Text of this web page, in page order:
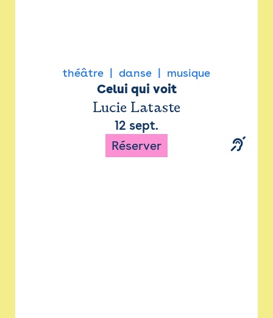
théâtre danse musique
Celui qui voit
Lucie Lataste
12 sept.
Réserver